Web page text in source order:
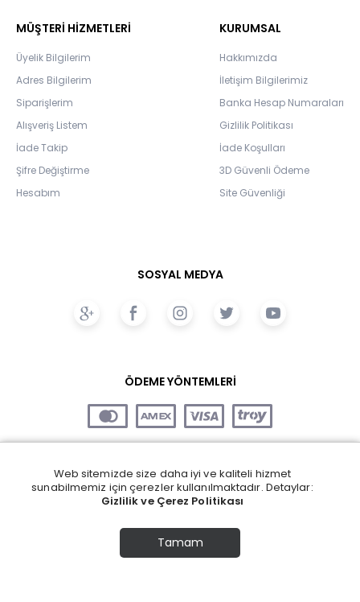
MÜŞTERİ HİZMETLERİ
Üyelik Bilgilerim
Adres Bilgilerim
Siparişlerim
Alışveriş Listem
İade Takip
Şifre Değiştirme
Hesabım
KURUMSAL
Hakkımızda
İletişim Bilgilerimiz
Banka Hesap Numaraları
Gizlilik Politikası
İade Koşulları
3D Güvenli Ödeme
Site Güvenliği
SOSYAL MEDYA
ÖDEME YÖNTEMLERİ
Web sitemizde size daha iyi ve kaliteli hizmet
sunabilmemiz için çerezler kullanılmaktadır. Detaylar:
Gizlilik ve Çerez Politikası
Tamam